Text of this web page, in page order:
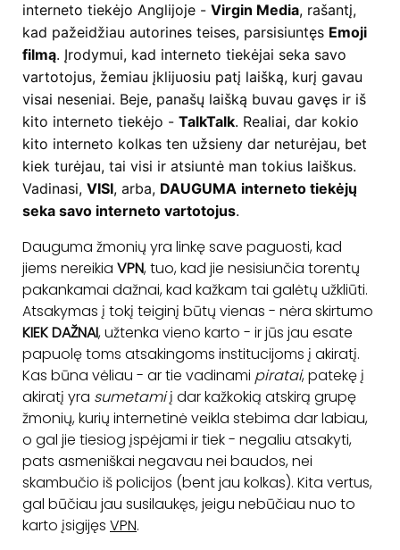
interneto tiekėjo Anglijoje - Virgin Media, rašantį,
kad pažeidžiau autorines teises, parsisiuntęs Emoji
filmą. Įrodymui, kad interneto tiekėjai seka savo
vartotojus, žemiau įklijuosiu patį laišką, kurį gavau
visai neseniai. Beje, panašų laišką buvau gavęs ir iš
kito interneto tiekėjo - TalkTalk. Realiai, dar kokio
kito interneto kolkas ten užsieny dar neturėjau, bet
kiek turėjau, tai visi ir atsiuntė man tokius laiškus.
Vadinasi, VISI, arba, DAUGUMA interneto tiekėjų
seka savo interneto vartotojus.
Dauguma žmonių yra linkę save paguosti, kad
jiems nereikia VPN, tuo, kad jie nesisiunčia torentų
pakankamai dažnai, kad kažkam tai galėtų užkliūti.
Atsakymas į tokį teiginį būtų vienas - nėra skirtumo
KIEK DAŽNAI, užtenka vieno karto - ir jūs jau esate
papuolę toms atsakingoms institucijoms į akiratį.
Kas būna vėliau - ar tie vadinami piratai, patekę į
akiratį yra sumetamiį dar kažkokią atskirą grupę
žmonių, kurių internetinė veikla stebima dar labiau,
o gal jie tiesiog įspėjami ir tiek - negaliu atsakyti,
pats asmeniškai negavau nei baudos, nei
skambučio iš policijos (bent jau kolkas). Kita vertus,
gal būčiau jau susilaukęs, jeigu nebūčiau nuo to
karto įsigijęs VPN.